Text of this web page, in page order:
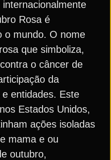
Rosa é
o mundo. O nome
que simboliza,
o câncer de
da
entidades. Este
Estados Unidos,
ações isoladas
mama e ou
outubro,